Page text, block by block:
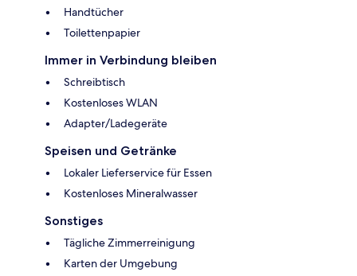
Handtücher
Toilettenpapier
Immer in Verbindung bleiben
Schreibtisch
Kostenloses WLAN
Adapter/Ladegeräte
Speisen und Getränke
Lokaler Lieferservice für Essen
Kostenloses Mineralwasser
Sonstiges
Tägliche Zimmerreinigung
Karten der Umgebung